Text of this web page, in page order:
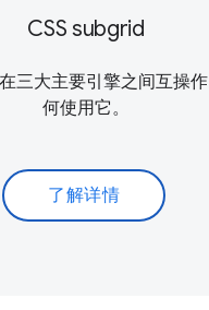
CSS subgrid
三大主要引擎之间互操
何使用它。
了解详情